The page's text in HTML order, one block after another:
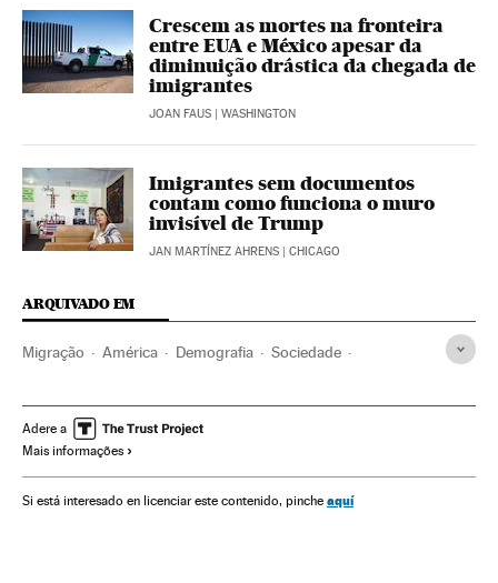
Crescem as mortes na fronteira
entre EUA e México apesar da
diminuição drástica da chegada de
imigrantes
JOAN FAUS | WASHINGTON
Imigrantes sem documentos
contam como funciona o muro
invisível de Trump
JAN MARTÍNEZ AHRENS | CHICAGO
ARQUIVADO EM
Migração América Demografia Sociedade
Estados Unidos México
América do Norte
Adere a
Mais informações
Si está interesado en licenciar este contenido, pinche aquí